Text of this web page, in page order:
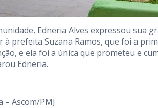
Edneria Alves expressou sua
à prefeita Suzana Ramos, que foi a
e ela foi a única que prometeu e
Edneria.
– Ascom/PMJ